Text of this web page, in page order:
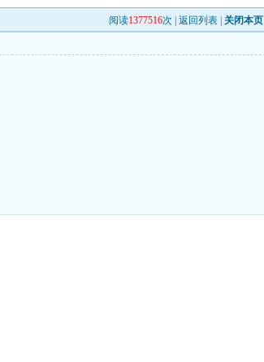
阅读1377516次 |返回列表 关闭本页